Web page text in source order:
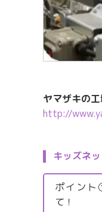
ヤマザキの
http://
キッズネ
ポイン
て！